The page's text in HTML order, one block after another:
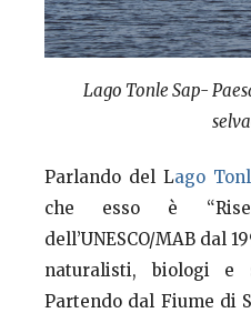
Lago Tonle Sap-
Parlando del Lago
che esso è
dell’UNESCO/MAB dal
naturalisti, biologi
Partendo dal Fiume di